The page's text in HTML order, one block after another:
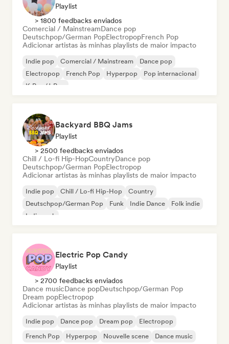
Playlist
> 1800 feedbacks enviados
Comercial / MainstreamDance pop
Deutschpop/German PopElectropopFrench Pop
Adicionar artistas às minhas playlists de maior impacto
Indie pop Comercial / Mainstream
Dance pop
Electropop
French Pop Hyperpop
Pop internacional
K-Pop/J-Pop
Backyard BBQ Jams
Playlist
> 2500 feedbacks enviados
Chill / Lo-fi Hip-HopCountryDance pop
Deutschpop/German PopElectropop
Adicionar artistas às minhas playlists de maior impacto
Indie pop Chill / Lo-fi Hip-Hop
Country
Deutschpop/German Pop
Funk Indie Dance
Folk indie
Indie rock
Electric Pop Candy
Playlist
> 2700 feedbacks enviados
Dance musicDance popDeutschpop/German Pop
Dream popElectropop
Adicionar artistas às minhas playlists de maior impacto
Indie pop Dance pop Dream pop
Electropop
French Pop
Hyperpop Nouvelle scene Dance music